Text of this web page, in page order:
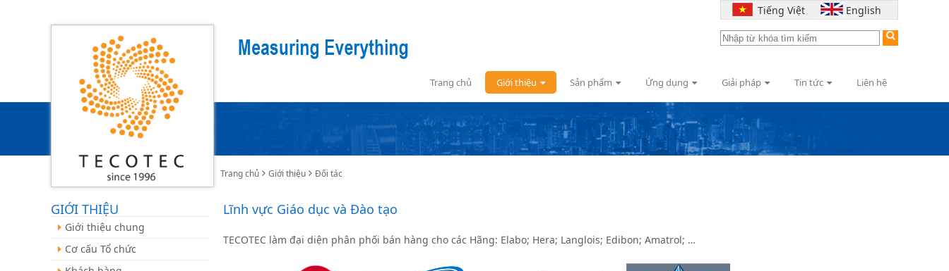
Tiếng Việt English
Trang chủ Giới thiệu Sản phẩm Ứng dụng Giải pháp Tin tức Liên hệ
Trang chủ Giới thiệu Đối tác
GIỚI THIỆU
Giới thiệu chung
Cơ cấu Tổ chức
Lĩnh vực Giáo dục và Đào tạo
TECOTEC làm đại diện phân phối bán hàng cho các Hãng: Elabo; Hera; Langlois; Edibon; Amatrol; …